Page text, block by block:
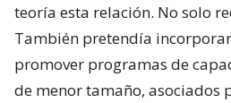
teoría esta relación. No solo
También pretendía
promover programas de
de menor tamaño, asociados